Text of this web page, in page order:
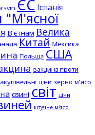
ЄС Іспанія
"М'ясної
В'єтнам Велика
Китай Мексика
Польща США
вакцина проти
ціни зерно м'ясо
свині світ ціни
штучне м'ясо